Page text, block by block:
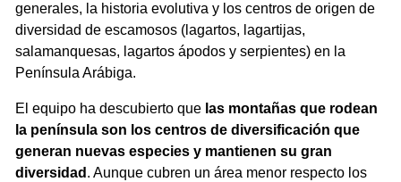
generales, la historia evolutiva y los centros de origen de
diversidad de escamosos (lagartos, lagartijas,
salamanquesas, lagartos ápodos y serpientes) en la
Península Arábiga.
El equipo ha descubierto que las montañas que rodean
la península son los centros de diversificación que
generan nuevas especies y mantienen su gran
diversidad . Aunque cubren un área menor respecto los